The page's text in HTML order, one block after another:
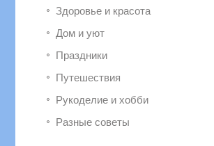
Здоровье и красота
Дом и уют
Праздники
Путешествия
Рукоделие и хобби
Разные советы